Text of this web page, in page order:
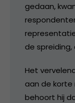
gedaan,
de
Het
aan de korte
behoort hij